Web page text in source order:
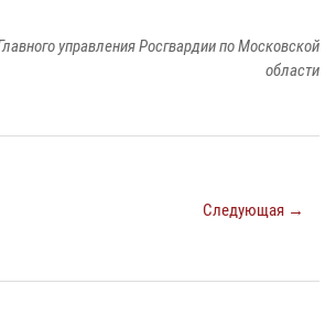
управления Росгвардии по Московской
области
Следующая →